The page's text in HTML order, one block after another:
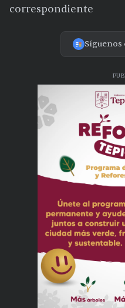
correspondiente
Síguenos